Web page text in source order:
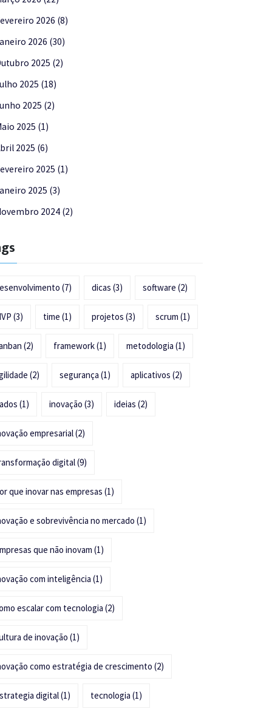
2026 (8)
2026 (30)
2025 (2)
2025 (18)
2025 (2)
2025 (1)
2025 (6)
2025 (1)
2025 (3)
2024 (2)
(7) dicas (3) software (2)
(3) time (1) projetos (3) scrum (1)
(2) framework(1) metodologia (1)
(2) segurança (1) aplicativos (2)
(1) inovação (3) ideias (2)
empresarial(2)
digital(9)
que inovar nas empresas (1)
e sobrevivência no mercado (1)
que não inovam (1)
com inteligência (1)
escalar com tecnologia (2)
de inovação (1)
como estratégia de crescimento (2)
digital(1) tecnologia (1)